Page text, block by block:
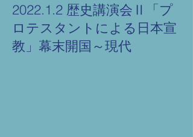
2022.1.2 歴史講演会Ⅱ「プ
ロテスタントによる日本宣
教」幕末開国～現代